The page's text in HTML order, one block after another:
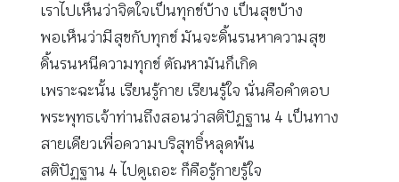
เราไปเห็นว่าจิตใจเป็นทุกข์บ้าง เป็นสุขบ้าง
พอเห็นว่ามีสุขกับทุกข์ มันจะดิ้นรนหาความสุข
ดิ้นรนหนีความทุกข์ ตัณหามันก็เกิด
เพราะฉะนั้น เรียนรู้กาย เรียนรู้ใจ นั่นคือคำตอบ
พระพุทธเจ้าท่านถึงสอนว่าสติปัฏฐาน 4 เป็นทาง
สายเดียวเพื่อความบริสุทธิ์หลุดพ้น
สติปัฏฐาน 4 ไปดูเถอะ ก็คือรู้กายรู้ใจ